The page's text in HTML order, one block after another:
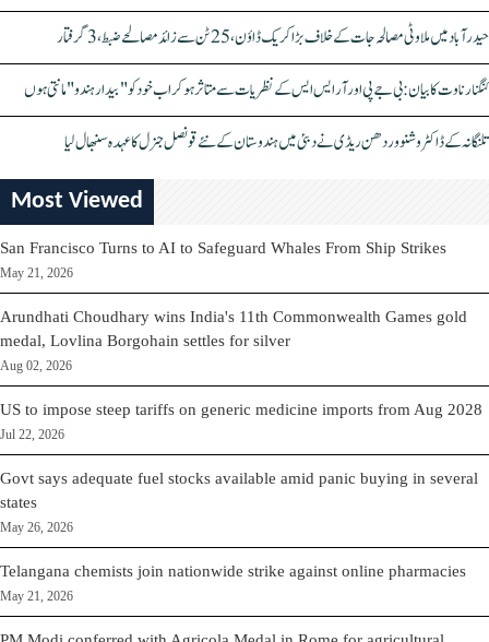
حیدرآباد میں ملاوٹی مصالحہ جات کے خلاف بڑا کریک ڈاؤن، 25 ٹن سے زائد مصالحے ضبط، 3 گرفتار
کنگنا رناوت کا بیان: بی جے پی اور آر ایس ایس کے نظریات سے متاثر ہو کر اب خود کو "بیدار ہندو" مانتی ہوں
تلنگانہ کے ڈاکٹر وشنو وردھن ریڈی نے دبئی میں ہندوستان کے نئے قونصل جنرل کا عہدہ سنبھال لیا
Most Viewed
San Francisco Turns to AI to Safeguard Whales From Ship Strikes
May 21, 2026
Arundhati Choudhary wins India's 11th Commonwealth Games gold
medal, Lovlina Borgohain settles for silver
Aug 02, 2026
US to impose steep tariffs on generic medicine imports from Aug 2028
Jul 22, 2026
Govt says adequate fuel stocks available amid panic buying in several
states
May 26, 2026
Telangana chemists join nationwide strike against online pharmacies
May 21, 2026